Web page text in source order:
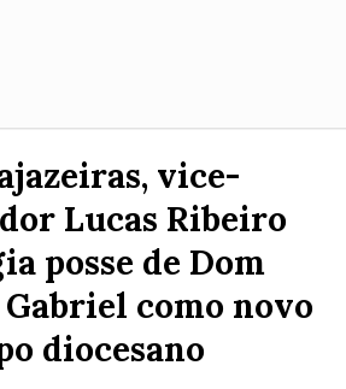
vice-
Lucas Ribeiro
posse de Dom
como novo
diocesano